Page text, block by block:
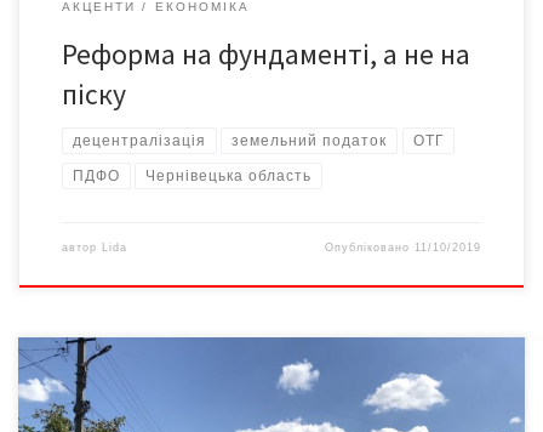
АКЦЕНТИ ЕКОНОМІКА
Реформа на фундаменті, а не на
піску
децентралізація земельний податок ОТГ
ПДФО Чернівецька область
автор Lida Опубліковано 11/10/2019
Коли скаржитися на темряву – беззмістовно, доводиться